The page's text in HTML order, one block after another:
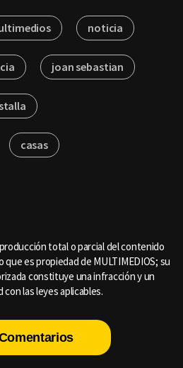
noticia
joan sebastian
casas
total o parcial del contenido
que es propiedad de MULTIMEDIOS; su
constituye una infracción y un
las leyes aplicables.